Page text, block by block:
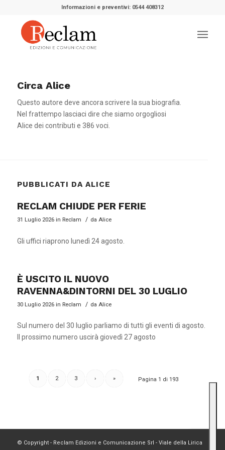
Informazioni e preventivi: 0544 408312
Circa Alice
Questo autore deve ancora scrivere la sua biografia.
Nel frattempo lasciaci dire che siamo orgogliosi
Alice dei contributi e 386 voci.
PUBBLICATI DA ALICE
RECLAM CHIUDE PER FERIE
31 Luglio 2026 in Reclam / da Alice
Gli uffici riaprono lunedì 24 agosto.
È USCITO IL NUOVO
RAVENNA&DINTORNI DEL 30 LUGLIO
30 Luglio 2026 in Reclam / da Alice
Sul numero del 30 luglio parliamo di tutti gli eventi di agosto.
Il prossimo numero uscirà giovedì 27 agosto
Pagina 1 di 193
1 2 3 › »
© Copyright - Reclam Edizioni e Comunicazione Srl - Viale della Lirica